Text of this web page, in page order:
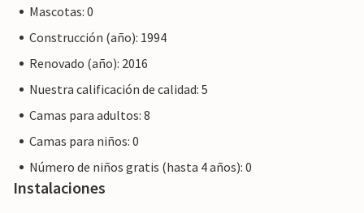
Mascotas: 0
Construcción (año): 1994
Renovado (año): 2016
Nuestra calificación de calidad: 5
Camas para adultos: 8
Camas para niños: 0
Número de niños gratis (hasta 4 años): 0
Instalaciones